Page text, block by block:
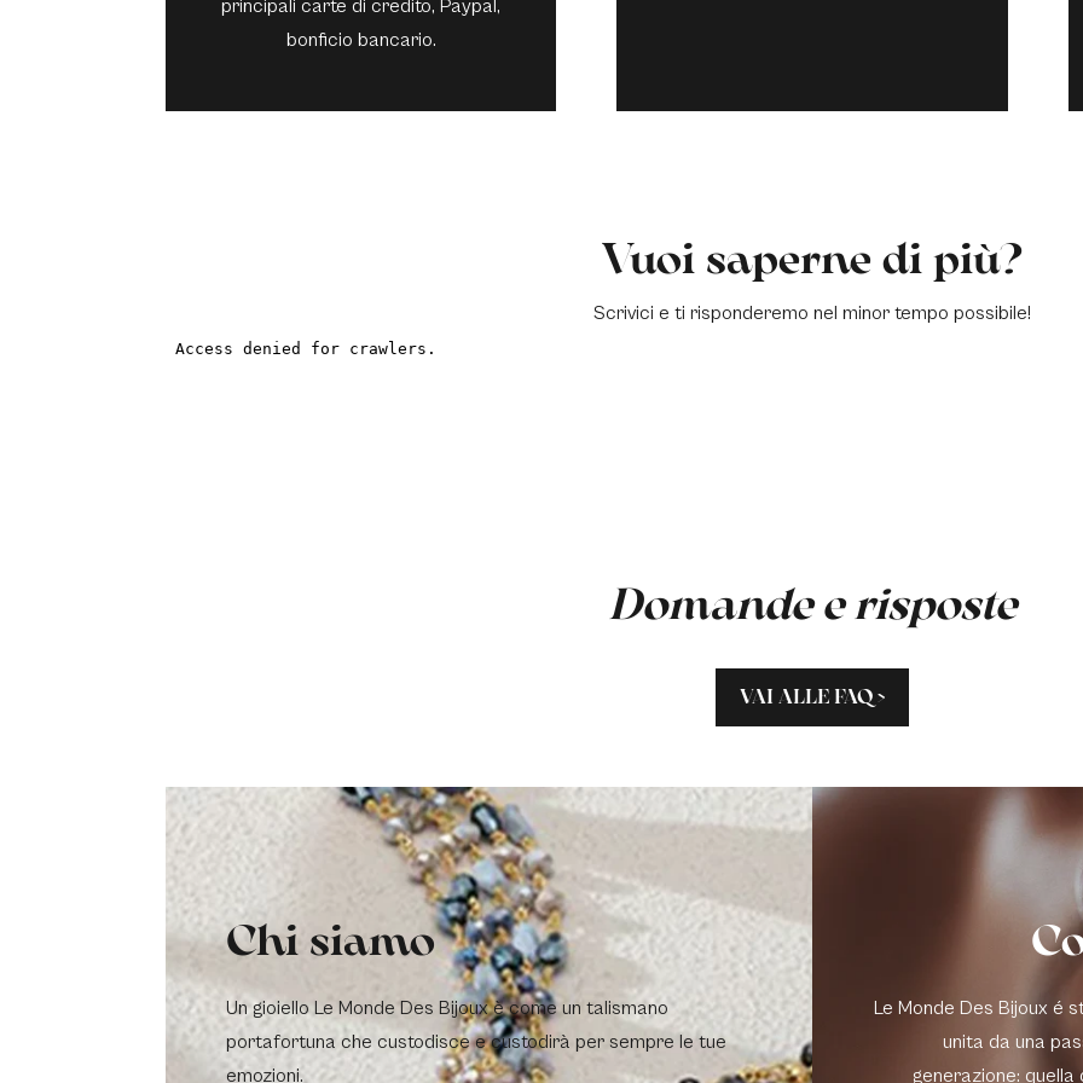
principali carte di credito, Paypal,
bonficio bancario.
Vuoi saperne di più?
Scrivici e ti risponderemo nel minor tempo possibile!
Domande e risposte
VAI ALLE FAQ >
Chi siamo
Un gioiello Le Monde Des Bijoux è come un talismano
portafortuna che custodisce e custodirà per sempre le tue
emozioni.
Le Monde Des Bijoux é
unita da una
generazione: